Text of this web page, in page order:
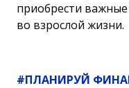
приобрести
во взрослой жизни.
#ПЛАНИРУЙ